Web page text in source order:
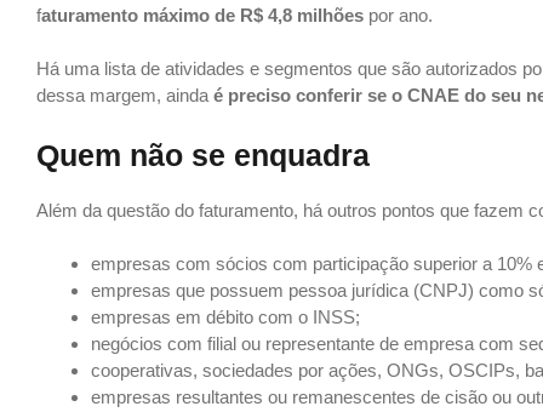
faturamento máximo de R$ 4,8 milhões por ano.
Há uma lista de atividades e segmentos que são autorizados
dessa margem, ainda é preciso conferir se o CNAE do seu
Quem não se enquadra
Além da questão do faturamento, há outros pontos que fazem
empresas com sócios com participação superior a
empresas que possuem pessoa jurídica (CNPJ) como
empresas em débito com o INSS;
negócios com filial ou representante de empresa com
cooperativas, sociedades por ações, ONGs, OSCIPs,
empresas resultantes ou remanescentes de cisão ou